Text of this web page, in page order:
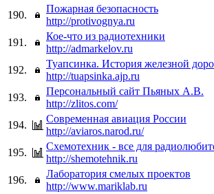
190.
Пожарная безопасность
http://protivognya.ru
191.
Кое-что из радиотехники
http://admarkelov.ru
192.
Туапсинка. История железной
http://tuapsinka.ajp.ru
193.
Персональный сайт Пьяных А.В.
http://zlitos.com/
194.
Современная авиация России
http://aviaros.narod.ru/
195.
Схемотехник - все для
http://shemotehnik.ru
196.
Лаборатория смелых проектов
http://www.mariklab.ru